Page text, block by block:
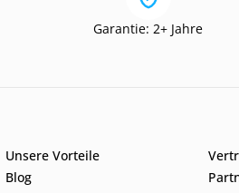
Garantie: 2+ Jahre
Unsere Vorteile
Blog